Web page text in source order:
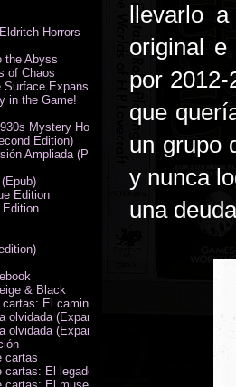
llevarlo
original
por
que
un grupo
y nunca
una
Horrors
the Abyss
of Chaos
Expansion
in the Game!
Mystery Horror Adventure RPG
Edition)
Ampliada (PDF)
Edition
& Black
El camino a Carcosa - Exp.
olvidada (Expansión de campaña)
olvidada (Expansión de investigadores)
cartas
El legado de Dunwich expansión